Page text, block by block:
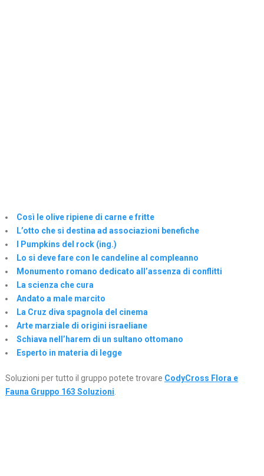
Così le olive ripiene di carne e fritte
L’otto che si destina ad associazioni benefiche
I Pumpkins del rock (ing.)
Lo si deve fare con le candeline al compleanno
Monumento romano dedicato all’assenza di conflitti
La scienza che cura
Andato a male marcito
La Cruz diva spagnola del cinema
Arte marziale di origini israeliane
Schiava nell’harem di un sultano ottomano
Esperto in materia di legge
Soluzioni per tutto il gruppo potete trovare CodyCross Flora e
Fauna Gruppo 163 Soluzioni.